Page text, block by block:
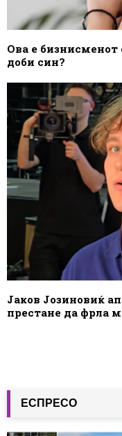
Ова е
доби син?
Јаков Јозиновиќ
престане да фрла
ЕСПРЕСО